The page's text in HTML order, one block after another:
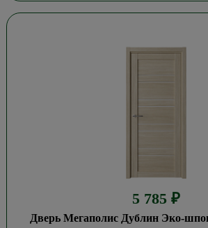
5 785 ₽
Дверь Мегаполис Дублин Эко-